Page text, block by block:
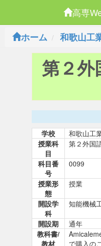
高専
ホーム
和歌山工
第２
学校
和歌山工
授業科
目
第２外国
科目番
号
0099
授業形
態
授業
開設学
科
知能機械
開設期
通年
教科書/
教材
で購入の